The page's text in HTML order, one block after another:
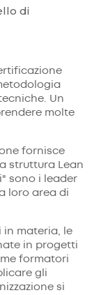
di
Un
molte
fornisce
struttura Lean
sono i leader
loro area di
in materia, le
in progetti
formatori
gli
si